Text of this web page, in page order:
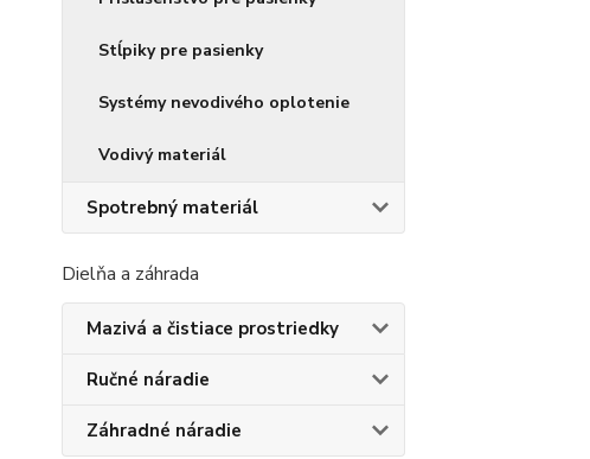
Stĺpiky pre pasienky
Systémy nevodivého oplotenie
Vodivý materiál
Spotrebný materiál
Dielňa a záhrada
Mazivá a čistiace prostriedky
Ručné náradie
Záhradné náradie